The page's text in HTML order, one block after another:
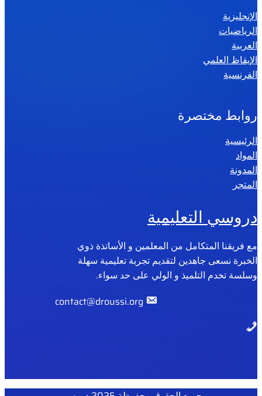
الإنجليزية
الرياضيات
العربية
الإيقاظ العلمي
الفرنسية
روابط مختصرة
الرئيسية
المواد
المدونة
المتجر
دروسي التعليمية
مع فريقنا المتكامل من المعلمين و الأساتذة ذوي
الخبرة نسعى جاهدين لتقديم تجربة تعليمية سهلة
وسلسة تخدم التلميذ و الولي على حد سواء.